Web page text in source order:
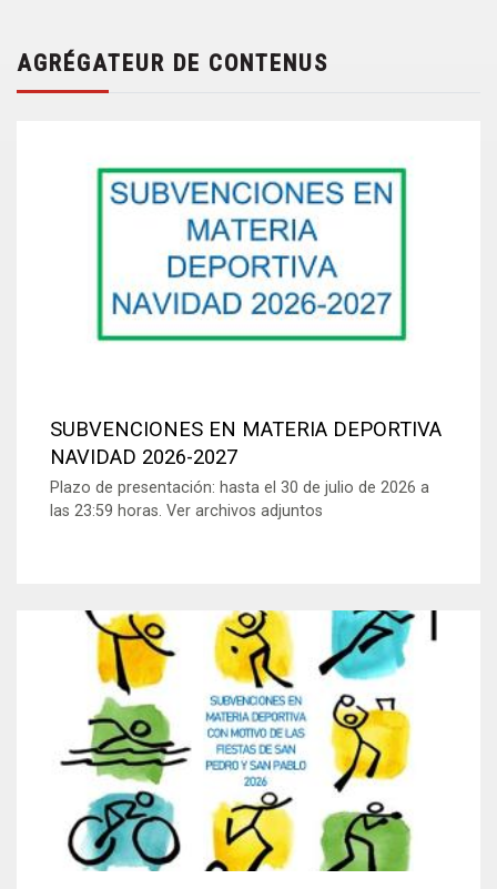
AGRÉGATEUR DE CONTENUS
SUBVENCIONES EN MATERIA DEPORTIVA
NAVIDAD 2026-2027
Plazo de presentación: hasta el 30 de julio de 2026 a
las 23:59 horas. Ver archivos adjuntos